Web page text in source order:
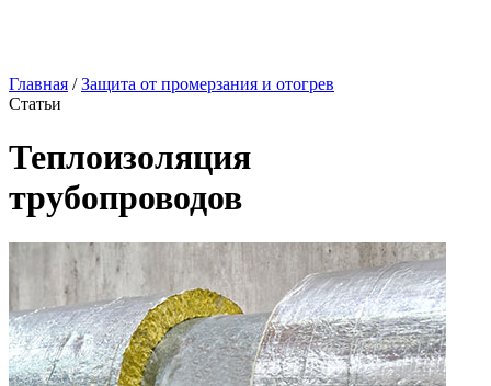
Главная /Защита от промерзания и отогрев
Статьи
Теплоизоляция
трубопроводов